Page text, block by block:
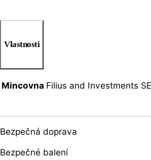
Vlastnosti
Mincovna Filius and Investments
Bezpečná doprava
Bezpečné balení